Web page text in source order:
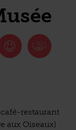
café-restaurant
aux Oiseaux)